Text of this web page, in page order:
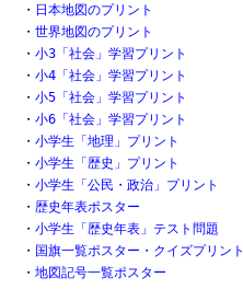
・ 日本地図のプリント
・ 世界地図のプリント
・ 小3「社会」学習プリント
・ 小4「社会」学習プリント
・ 小5「社会」学習プリント
・ 小6「社会」学習プリント
・ 小学生「地理」プリント
・ 小学生「歴史」プリント
・ 小学生「公民・政治」プリント
・ 歴史年表ポスター
・ 小学生「歴史年表」テスト問題
・ 国旗一覧ポスター・クイズプリント
・ 地図記号一覧ポスター